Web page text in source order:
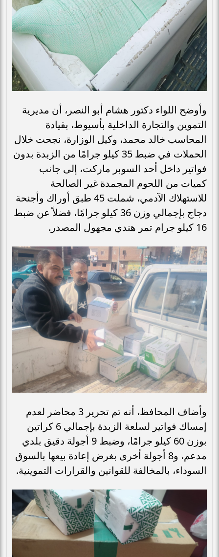
وأوضح اللواء دكتور هشام أبو النصر، أن مديرية
التموين والتجارة الداخلية بأسيوط، بقيادة
المحاسب خالد محمد، وكيل الوزارة، نجحت خلال
الحملات في ضبط 35 كيلو جرامًا من الزبدة بدون
فواتير داخل أحد السوبر ماركت، إلى جانب
كميات من اللحوم المجمدة غير الصالحة
للاستهلاك الآدمي، شملت 45 طبق أوراك وأجنحة
دجاج بإجمالي وزن 36 كيلو جرامًا، فضلاً عن ضبط
16 كيلو جرام تمر هندي مجهول المصدر.
وأضاف المحافظ، أنه تم تحرير 3 محاضر لعدم
إمساك فواتير لسلعة الزبدة بإجمالي 6 كراتين
بوزن 60 كيلو جرامًا، وضبط 9 أجولة دقيق بلدي
مدعم، و8 أجولة أخرى بغرض إعادة بيعها بالسوق
السوداء، بالمخالفة للقوانين والقرارات التموينية.